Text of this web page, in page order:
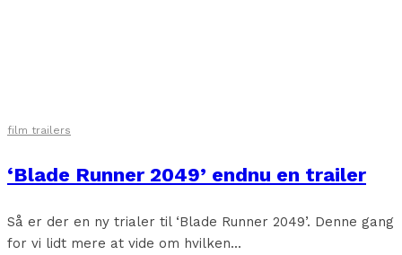
film trailers
‘Blade Runner 2049’ endnu en trailer
Så er der en ny trialer til ‘Blade Runner 2049’. Denne gang
for vi lidt mere at vide om hvilken...